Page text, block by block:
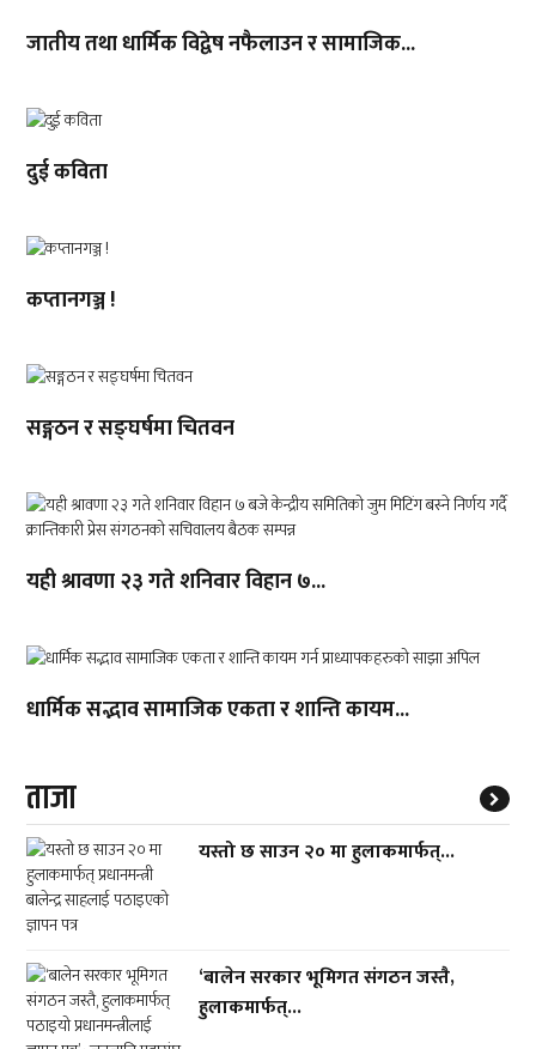
जातीय तथा धार्मिक विद्वेष नफैलाउन र सामाजिक...
दुई कविता
कप्तानगञ्ज !
सङ्गठन र सङ्घर्षमा चितवन
यही श्रावणा २३ गते शनिवार विहान ७...
धार्मिक सद्भाव सामाजिक एकता र शान्ति कायम...
ताजा
यस्तो छ साउन २० मा हुलाकमार्फत्...
‘बालेन सरकार भूमिगत संगठन जस्तै,
हुलाकमार्फत्...